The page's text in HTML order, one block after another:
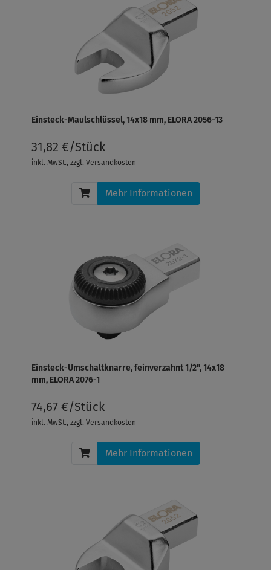
Einsteck-Maulschlüssel, 14x18 mm, ELORA 2056-13
31,82 €/Stück
inkl. MwSt., zzgl.Versandkosten
Mehr Informationen
Einsteck-Umschaltknarre, feinverzahnt 1/2", 14x18
mm, ELORA 2076-1
74,67 €/Stück
inkl. MwSt., zzgl.Versandkosten
Mehr Informationen